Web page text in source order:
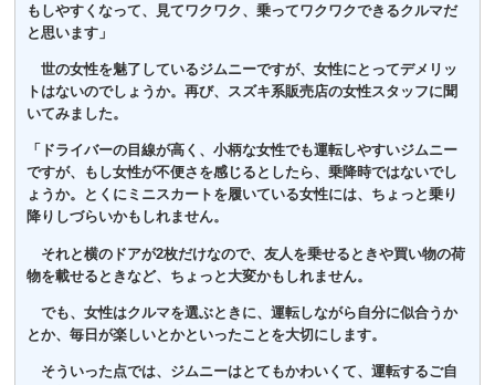
もしやすくなって、見てワクワク、乗ってワクワクできるクルマだ
と思います」
世の女性を魅了しているジムニーですが、女性にとってデメリッ
トはないのでしょうか。再び、スズキ系販売店の女性スタッフに聞
いてみました。
「ドライバーの目線が高く、小柄な女性でも運転しやすいジムニー
ですが、もし女性が不便さを感じるとしたら、乗降時ではないでし
ょうか。とくにミニスカートを履いている女性には、ちょっと乗り
降りしづらいかもしれません。
それと横のドアが2枚だけなので、友人を乗せるときや買い物の荷
物を載せるときなど、ちょっと大変かもしれません。
でも、女性はクルマを選ぶときに、運転しながら自分に似合うか
とか、毎日が楽しいとかといったことを大切にします。
そういった点では、ジムニーはとてもかわいくて、運転するご自